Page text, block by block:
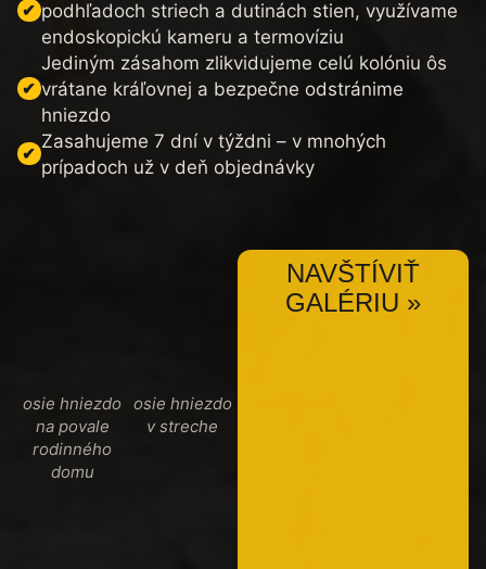
podhľadoch striech a dutinách stien, využívame
endoskopickú kameru a termovíziu
Jediným zásahom zlikvidujeme celú kolóniu ôs
vrátane kráľovnej a bezpečne odstránime
hniezdo
Zasahujeme 7 dní v týždni – v mnohých
prípadoch už v deň objednávky
osie hniezdo
na povale
rodinného
domu
osie hniezdo
v streche
NAVŠTÍVIŤ
GALÉRIU »